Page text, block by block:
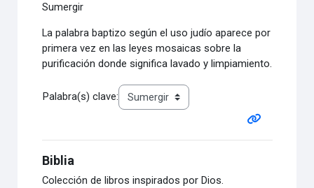
Sumergir
La palabra baptizo según el uso judío aparece por
primera vez en las leyes mosaicas sobre la
purificación donde significa lavado y limpiamiento.
Palabra(s) clave:
Biblia
Colección de libros inspirados por Dios.